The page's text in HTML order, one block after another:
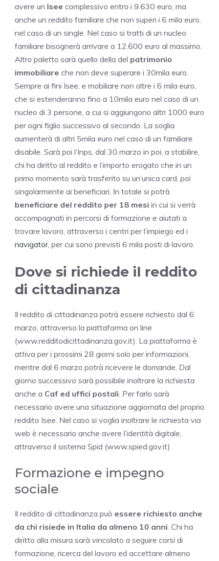
avere un Isee complessivo entro i 9.630 euro, ma
anche un reddito familiare che non superi i 6 mila euro,
nel caso di un single. Nel caso si tratti di un nucleo
familiare bisognerà arrivare a 12.600 euro al massimo.
Altro paletto sarà quello della del patrimonio
immobiliare che non deve superare i 30mila euro.
Sempre ai fini Isee, e mobiliare non oltre i 6 mila euro,
che si estenderanno fino a 10mila euro nel caso di un
nucleo di 3 persone, a cui si aggiungono altri 1000 euro
per ogni figlio successivo al secondo. La soglia
aumenterà di altri 5mila euro nel caso di un familiare
disabile. Sarà poi l’Inps, dal 30 marzo in poi, a stabilire,
chi ha diritto al reddito e l’importo erogato che in un
primo momento sarà trasferito su un’unica card, poi
singolarmente ai beneficiari. In totale si potrà
beneficiare del reddito per 18 mesi in cui si verrà
accompagnati in percorsi di formazione e aiutati a
trovare lavoro, attraverso i centri per l’impiego ed i
navigator, per cui sono previsti 6 mila posti di lavoro.
Dove si richiede il reddito
di cittadinanza
Il reddito di cittadinanza potrà essere richiesto dal 6
marzo, attraverso la piattaforma on line
(www.redditodicittadinanza.gov.it). La piattaforma è
attiva per i prossimi 28 giorni solo per informazioni,
mentre dal 6 marzo potrà ricevere le domande. Dal
giorno successivo sarà possibile inoltrare la richiesta
anche a Caf ed uffici postali. Per farlo sarà
necessario avere una situazione aggiornata del proprio
reddito Isee. Nel caso si voglia inoltrare le richiesta via
web è necessario anche avere l’identità digitale,
attraverso il sistema Spid (www.spied.gov.it).
Formazione e impegno
sociale
Il reddito di cittadinanza può essere richiesto anche
da chi risiede in Italia da almeno 10 anni. Chi ha
diritto alla misura sarà vincolato a seguire corsi di
formazione, ricerca del lavoro ed accettare almeno